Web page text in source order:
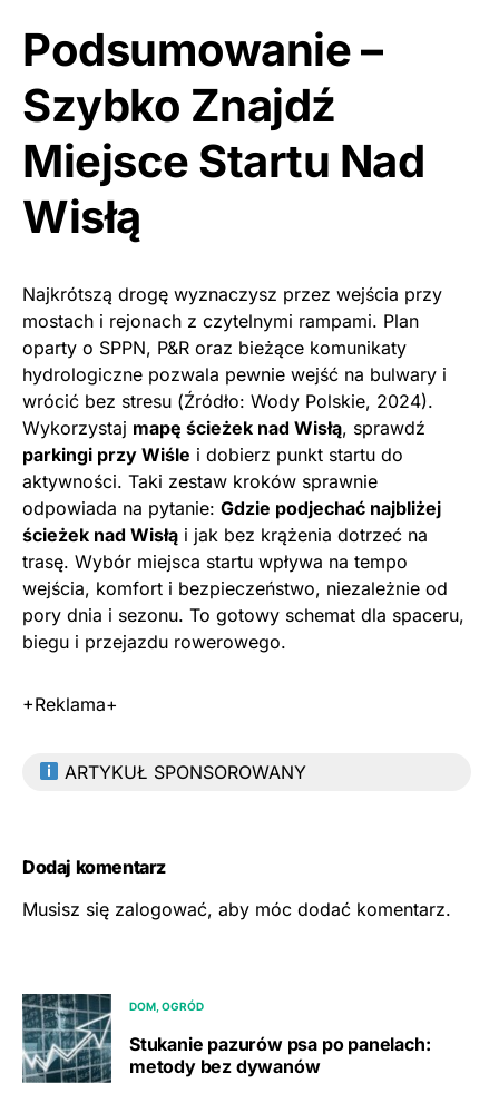
Podsumowanie –
Szybko Znajdź
Miejsce Startu Nad
Wisłą
Najkrótszą drogę wyznaczysz przez wejścia przy
mostach i rejonach z czytelnymi rampami. Plan
oparty o SPPN, P&R oraz bieżące komunikaty
hydrologiczne pozwala pewnie wejść na bulwary i
wrócić bez stresu (Źródło: Wody Polskie, 2024).
Wykorzystaj mapę ścieżek nad Wisłą, sprawdź
parkingi przy Wiśle i dobierz punkt startu do
aktywności. Taki zestaw kroków sprawnie
odpowiada na pytanie: Gdzie podjechać najbliżej
ścieżek nad Wisłą i jak bez krążenia dotrzeć na
trasę. Wybór miejsca startu wpływa na tempo
wejścia, komfort i bezpieczeństwo, niezależnie od
pory dnia i sezonu. To gotowy schemat dla spaceru,
biegu i przejazdu rowerowego.
+Reklama+
ARTYKUŁ SPONSOROWANY
Dodaj komentarz
Musisz się zalogować, aby móc dodać komentarz.
DOM, OGRÓD
Stukanie pazurów psa po panelach:
metody bez dywanów